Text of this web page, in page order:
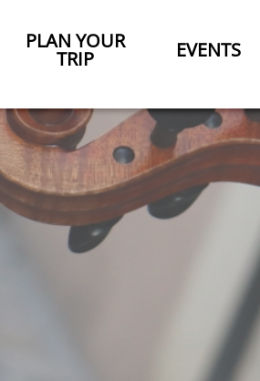
PLAN YOUR
TRIP EVENTS